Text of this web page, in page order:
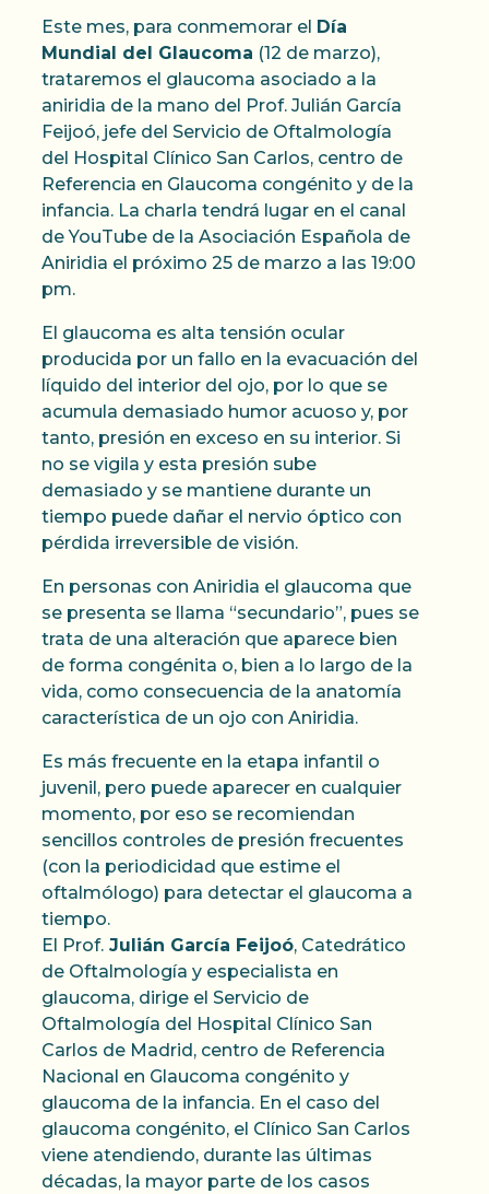
Este mes, para conmemorar el Día
Mundial del Glaucoma (12 de marzo),
trataremos el glaucoma asociado a la
aniridia de la mano del Prof. Julián García
Feijoó, jefe del Servicio de Oftalmología
del Hospital Clínico San Carlos, centro de
Referencia en Glaucoma congénito y de la
infancia. La charla tendrá lugar en el canal
de YouTube de la Asociación Española de
Aniridia el próximo 25 de marzo a las 19:00
pm.
El glaucoma es alta tensión ocular
producida por un fallo en la evacuación del
líquido del interior del ojo, por lo que se
acumula demasiado humor acuoso y, por
tanto, presión en exceso en su interior. Si
no se vigila y esta presión sube
demasiado y se mantiene durante un
tiempo puede dañar el nervio óptico con
pérdida irreversible de visión.
En personas con Aniridia el glaucoma que
se presenta se llama “secundario”, pues se
trata de una alteración que aparece bien
de forma congénita o, bien a lo largo de la
vida, como consecuencia de la anatomía
característica de un ojo con Aniridia.
Es más frecuente en la etapa infantil o
juvenil, pero puede aparecer en cualquier
momento, por eso se recomiendan
sencillos controles de presión frecuentes
(con la periodicidad que estime el
oftalmólogo) para detectar el glaucoma a
tiempo.
El Prof. Julián García Feijoó, Catedrático
de Oftalmología y especialista en
glaucoma, dirige el Servicio de
Oftalmología del Hospital Clínico San
Carlos de Madrid, centro de Referencia
Nacional en Glaucoma congénito y
glaucoma de la infancia. En el caso del
glaucoma congénito, el Clínico San Carlos
viene atendiendo, durante las últimas
décadas, la mayor parte de los casos